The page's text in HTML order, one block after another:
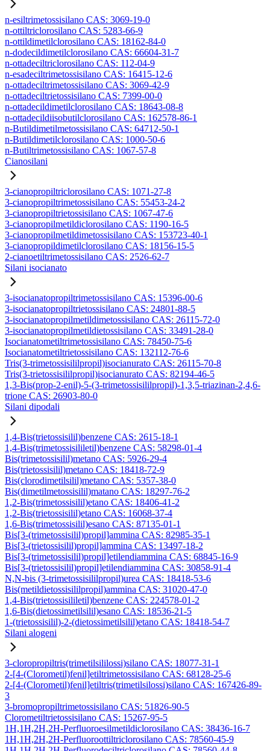
n-esiltrimetossisilano CAS: 3069-19-0
n-ottiltriclorosilano CAS: 5283-66-9
n-ottildimetilclorosilano CAS: 18162-84-0
n-dodecildimetilclorosilano CAS: 66604-31-7
n-ottadeciltriclorosilano CAS: 112-04-9
n-esadeciltrimetossisilano CAS: 16415-12-6
n-ottadeciltrimetossisilano CAS: 3069-42-9
n-ottadeciltrietossisilano CAS: 7399-00-0
n-ottadecildimetilclorosilano CAS: 18643-08-8
n-ottadecildiisobutilclorosilano CAS: 162578-86-1
n-Butildimetilmetossisilano CAS: 64712-50-1
n-Butildimetilclorosilano CAS: 1000-50-6
n-Butiltrimetossisilano CAS: 1067-57-8
Cianosilani
3-cianopropiltriclorosilano CAS: 1071-27-8
3-cianopropiltrimetossisilano CAS: 55453-24-2
3-cianopropiltrietossisilano CAS: 1067-47-6
3-cianopropilmetildiclorosilano CAS: 1190-16-5
3-cianopropilmetildimetossisilano CAS: 153723-40-1
3-cianopropildimetilclorosilano CAS: 18156-15-5
2-cianoetiltrimetossisilano CAS: 2526-62-7
Silani isocianato
3-isocianatopropiltrimetossisilano CAS: 15396-00-6
3-isocianatopropiltrietossisilano CAS: 24801-88-5
3-isocianatopropilmetildimetossisilano CAS: 26115-72-0
3-isocianatopropilmetildietossisilano CAS: 33491-28-0
Isocianatometiltrimetossisilano CAS: 78450-75-6
Isocianatometiltrietossisilano CAS: 132112-76-6
Tris(3-trimetossisililpropil)isocianurato CAS: 26115-70-8
Tris(3-trietossisililpropil)isocianurato CAS: 82194-46-5
1,3-Bis(prop-2-enil)-5-(3-trimetossisililpropil)-1,3,5-triazinan-2,4,6-
trione CAS: 26903-80-0
Silani dipodali
1,4-Bis(trietossisilil)benzene CAS: 2615-18-1
1,4-Bis(trimetossisililetil)benzene CAS: 58298-01-4
Bis(trimetossisilil)metano CAS: 5926-29-4
Bis(trietossisilil)metano CAS: 18418-72-9
Bis(clorodimetilsilil)metano CAS: 5357-38-0
Bis(dimetilmetossisilil)matano CAS: 18297-76-2
1,2-Bis(trimetossisilil)etano CAS: 18406-41-2
1,2-Bis(trietossisilil)etano CAS: 16068-37-4
1,6-Bis(trimetossisilil)esano CAS: 87135-01-1
Bis[3-(trimetossisilil)propil]ammina CAS: 82985-35-1
Bis[3-(trietossisilil)propil]ammina CAS: 13497-18-2
Bis[3-(trimetossisilil)propil]etilendiammina CAS: 68845-16-9
Bis[3-(trietossisilil)propil]etilendiammina CAS: 30858-91-4
N,N-bis (3-trimetossisililpropil)urea CAS: 18418-53-6
Bis(metildietossisililpropil)ammina CAS: 31020-47-0
1,4-Bis(trietossisililetil)benzene CAS: 224578-01-2
1,6-Bis(dietossimetilsilil)esano CAS: 18536-21-5
1-(trietossisilil)-2-(dietossimetilsilil)etano CAS: 18418-54-7
Silani alogeni
3-cloropropiltris(trimetilsililossi)silano CAS: 18077-31-1
2-[4-(Clorometil)fenil]etiltrimetossisilano CAS: 68128-25-6
2-[4-(Clorometil)fenil]etiltris(trimetilsilossi)silano CAS: 167426-89-
3
3-bromopropiltrimetossisilano CAS: 51826-90-5
Clorometiltrietossisilano CAS: 15267-95-5
1H,1H,2H,2H-Perfluoroesilmetildiclorosilano CAS: 38436-16-7
1H,1H,2H,2H-Perfluoroottiltriclorosilano CAS: 78560-45-9